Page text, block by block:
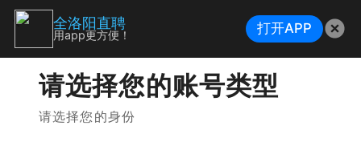
请选择您的账号类型
请选择您的身份
全洛阳直聘
用app更方便！ 打开APP